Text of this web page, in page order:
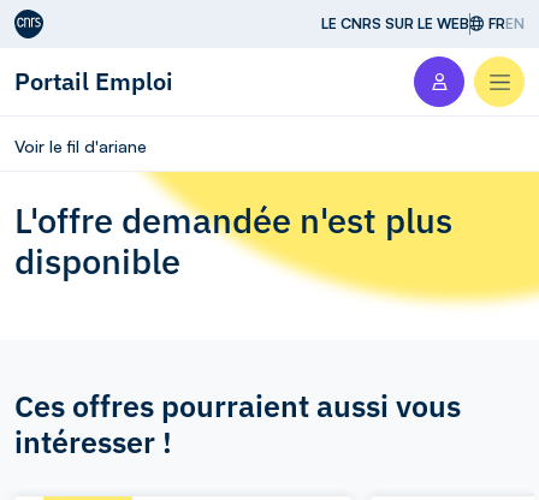
Aller au contenu LE CNRS SUR LE WEB FREN
Portail Emploi
Voir le fil d'ariane
L'offre demandée n'est plus
disponible
Ces offres pourraient aussi vous
intéresser !